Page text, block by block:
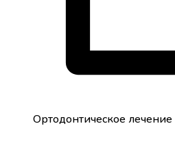
Ортодонтическое лечение